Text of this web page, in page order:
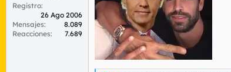
Registro
26 Ago 2006
Mensajes
8.089
Reacciones
7.689